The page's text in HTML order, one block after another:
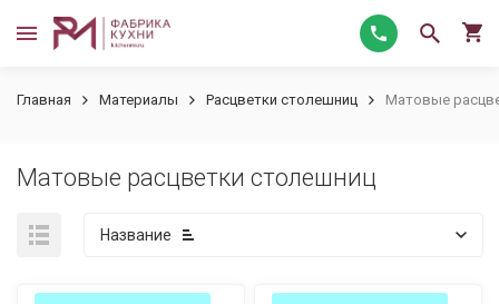
Главная Материалы Расцветки столешниц Матовые
Матовые расцветки столешниц
Название